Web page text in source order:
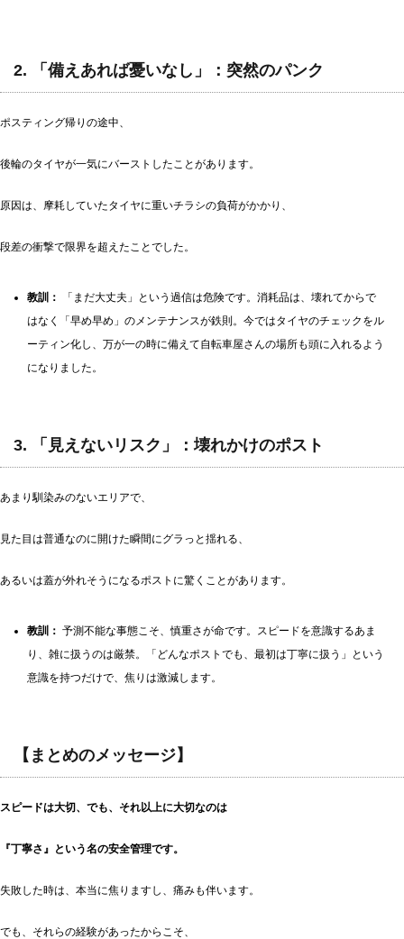
2. 「備えあれば憂いなし」：突然のパンク
ポスティング帰りの途中、
後輪のタイヤが一気にバーストしたことがあります。
原因は、摩耗していたタイヤに重いチラシの負荷がかかり、
段差の衝撃で限界を超えたことでした。
教訓：
「まだ大丈夫」という過信は危険です。消耗品は、壊れてからで
はなく「早め早め」のメンテナンスが鉄則。今ではタイヤのチェックをル
ーティン化し、万が一の時に備えて自転車屋さんの場所も頭に入れるよう
になりました。
3. 「見えないリスク」：壊れかけのポスト
あまり馴染みのないエリアで、
見た目は普通なのに開けた瞬間にグラっと揺れる、
あるいは蓋が外れそうになるポストに驚くことがあります。
教訓： 予測不能な事態こそ、慎重さが命です。スピードを意識するあま
り、雑に扱うのは厳禁。「どんなポストでも、最初は丁寧に扱う」という
意識を持つだけで、焦りは激減します。
【まとめのメッセージ】
スピードは大切、でも、それ以上に大切なのは
『丁寧さ』という名の安全管理です。
失敗した時は、本当に焦りますし、痛みも伴います。
でも、それらの経験があったからこそ、